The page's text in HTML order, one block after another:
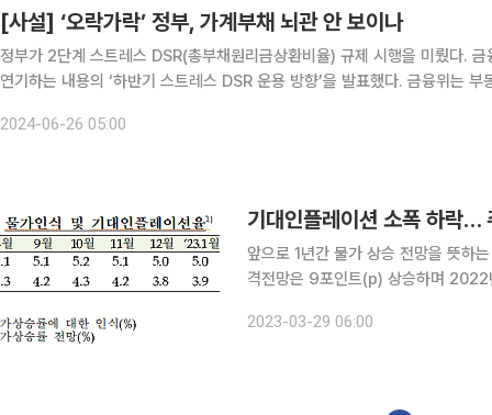
[사설] ‘오락가락’ 정부, 가계부채 뇌관 안 보이나
정부가 2단계 스트레스 DSR(총부채원리금상환비율) 규제 시행을 미뤘다.
연기하는 내용의 ‘하반기 스트레스 DSR 운용 방향’을 발표했다. 금융위는 부동산 프로젝트파이낸싱(PF) 시장의 연착륙 과정 등을 고려한
2024-06-26 05:00
기대인플레이션 소폭 하락…
앞으로 1년간 물가 상승 전망을 뜻하
격전망은 9포인트(p) 상승하며 2022년 7월 이후
플레이션은 지난 2021년 2월부터 지
2023-03-29 06:00